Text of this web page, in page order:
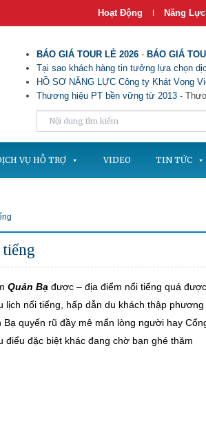
Hoạt Động | Năng Lực
BÁO GIÁ TOUR LẺ 2026 - BÁO GIÁ
Tại sao khách hàng tin tưởng lựa chọn
HỒ SƠ NĂNG LỰC Công ty Khát Vọng
Thương hiệu PT bền vững từ 2013 -
VỤ HỖ TRỢ VIDEO TIN TỨC
Quản Bạ được – địa điểm nổi tiếng quá được
nổi tiếng, hấp dẫn du khách thập phương
quyến rũ đầy mê mẩn lòng người hay
đặc biệt khác đang chờ bạn ghé thăm